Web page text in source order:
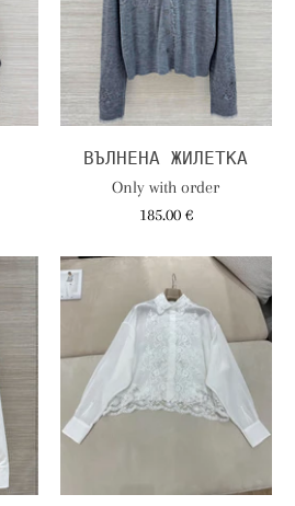
ВЪЛНЕНА ЖИЛЕТКА
Only with order
185.00 €